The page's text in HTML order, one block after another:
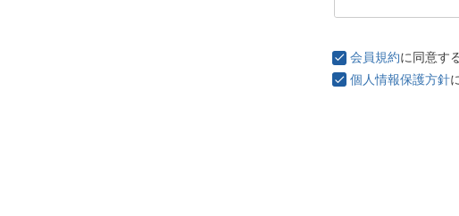
)
会員規約に同意す
個人情報保護方針